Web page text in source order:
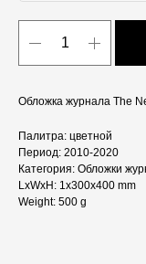
Обложка журнала The
Палитра: цветной
Период: 2010-2020
Категория: Обложки
LxWxH: 1x300x400 mm
Weight: 500 g